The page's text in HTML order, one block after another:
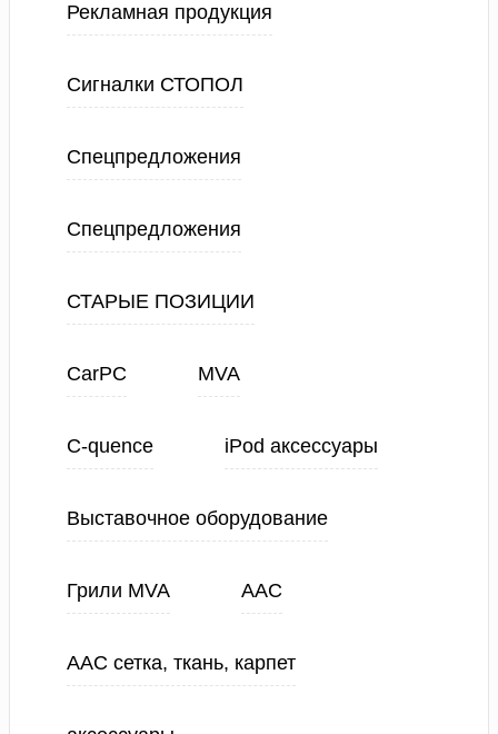
Рекламная продукция
Сигналки СТОПОЛ
Спецпредложения
Спецпредложения
СТАРЫЕ ПОЗИЦИИ
CarPC MVA
C-quence iPod аксессуары
Выставочное оборудование
Грили MVA ААС
ААС сетка, ткань, карпет